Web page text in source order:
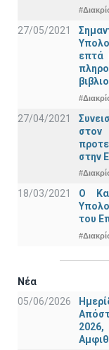
27/05/2021
επτά
27/04/2021
στην
18/03/2021
Ο
του
Νέα
05/06/2026